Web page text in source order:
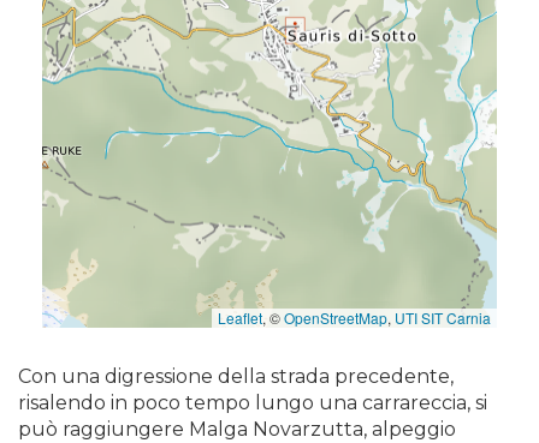
Leaflet, ©OpenStreetMap, UTI SIT Carnia
Con una digressione della strada precedente,
risalendo in poco tempo lungo una carrareccia, si
può raggiungere Malga Novarzutta, alpeggio